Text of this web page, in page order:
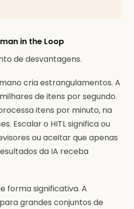
in the Loop
de desvantagens.
cria estrangulamentos. A
de itens por segundo.
itens por minuto, na
Escalar o HITL significa ou
ou aceitar que apenas
da IA receba
forma significativa. A
grandes conjuntos de